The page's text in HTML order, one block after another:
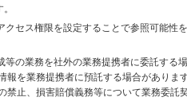
セス権限を設定することで参照可能性
の業務を社外の業務提携者に委託する
を業務提携者に預託する場合がありま
止、損害賠償義務等について業務委託